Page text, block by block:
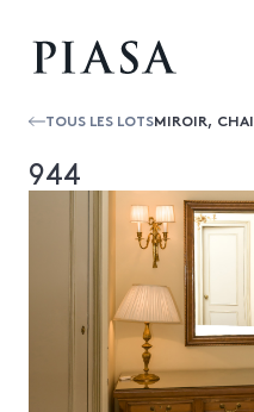
TOUS LES LOTS
944